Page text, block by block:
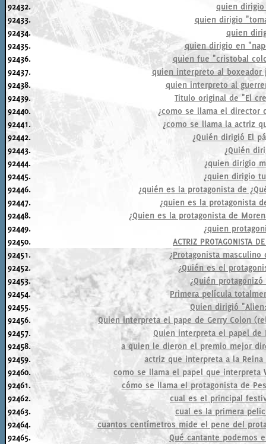
92432.
quien
92433.
quien dirigio
92434.
quien
92435.
quien dirigio en
92436.
quien fue "cristobal
92437.
quien interpreto al
92438.
quien interpreto al
92439.
Titulo original de "El
92440.
¿como se llama el director
92441.
¿como se llama la actriz
92442.
¿Quién dirigió El
92443.
¿Quién
92444.
¿quien dirigio
92445.
¿quien dirigio
92446.
¿quién es la protagonista de
92447.
¿quien es la protagonista
92448.
¿Quien es la protagonista de
92449.
¿quien
92450.
ACTRIZ PROTAGONISTA
92451.
¿Protagonista
92452.
¿Quién es el
92453.
¿Quién
92454.
Primera película
92455.
Quien dirigió
92456.
Quien interpreta el pape de Gerry Colon
92457.
Quien interpreta el papel de
92458.
a quien le dieron el premio mejor
92459.
actriz que interpreta a la Reina
92460.
como se llama el papel que interpreta
92461.
cómo se llama el protagonista de
92462.
cual es el principal
92463.
cual es la primera
92464.
cuantos centímetros mide el pene del
92465.
Qué cantante podemos